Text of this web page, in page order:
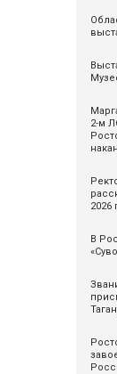
2-м
2026
В